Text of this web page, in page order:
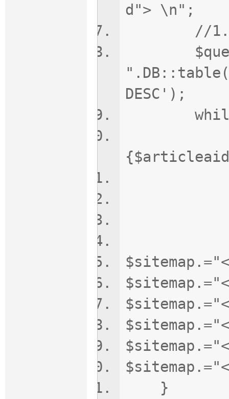
d"> \n";
//1.文
DESC');
}